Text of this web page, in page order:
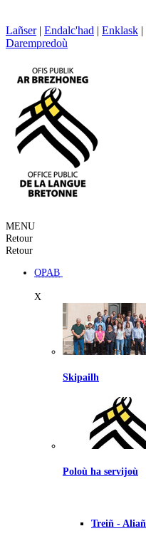
Lañser | Endalc'had | Enklask |
Darempredoù
MENU
Retour
Retour
OPAB
X
Skipailh
Poloù ha servijoù
Treiñ - Aliañ